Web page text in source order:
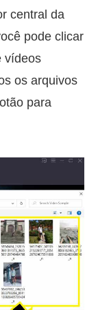
central da
pode clicar
vídeos
os arquivos
para